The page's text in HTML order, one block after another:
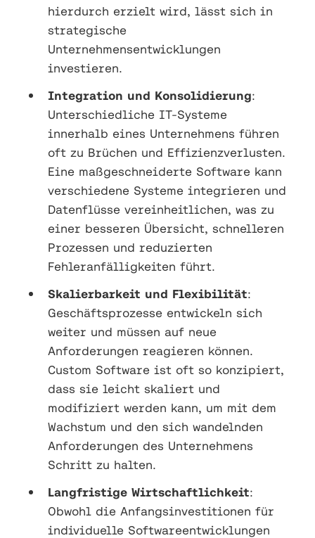
hierdurch erzielt wird, lässt sich in
strategische
Unternehmensentwicklungen
investieren.
Integration und Konsolidierung:
Unterschiedliche IT-Systeme
innerhalb eines Unternehmens führen
oft zu Brüchen und Effizienzverlusten.
Eine maßgeschneiderte Software kann
verschiedene Systeme integrieren und
Datenflüsse vereinheitlichen, was zu
einer besseren Übersicht, schnelleren
Prozessen und reduzierten
Fehleranfälligkeiten führt.
Skalierbarkeit und Flexibilität:
Geschäftsprozesse entwickeln sich
weiter und müssen auf neue
Anforderungen reagieren können.
Custom Software ist oft so konzipiert,
dass sie leicht skaliert und
modifiziert werden kann, um mit dem
Wachstum und den sich wandelnden
Anforderungen des Unternehmens
Schritt zu halten.
Langfristige Wirtschaftlichkeit:
Obwohl die Anfangsinvestitionen für
individuelle Softwareentwicklungen